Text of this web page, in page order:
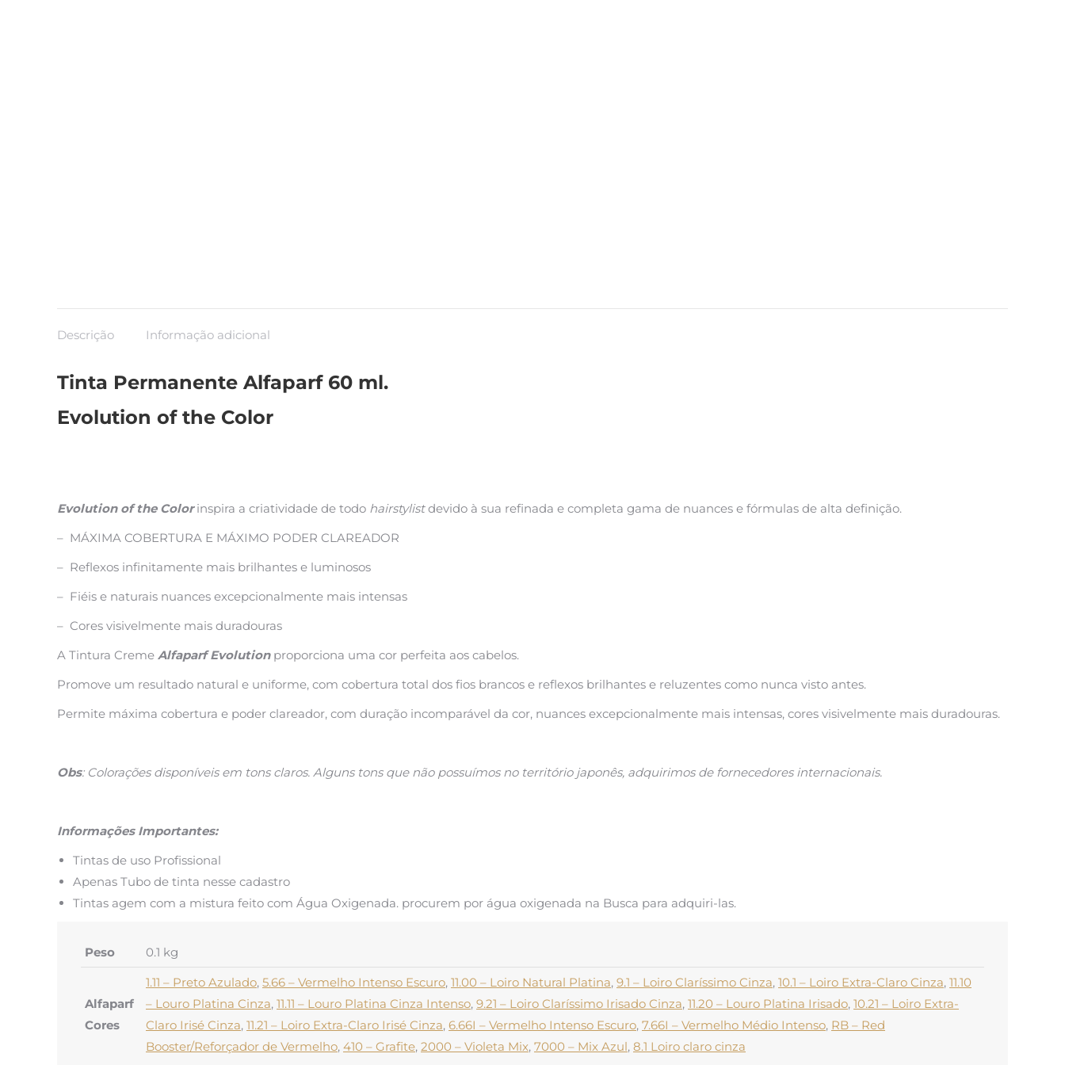
Descrição Informação adicional
Tinta Permanente Alfaparf 60 ml.
Evolution of the Color
Evolution of the Colorinspira a criatividade de todo hairstylistdevido à sua refinada e completa gama de nuances e fórmulas de alta definição.
– MÁXIMA COBERTURA E MÁXIMO PODER CLAREADOR
– Reflexos infinitamente mais brilhantes e luminosos
– Fiéis e naturais nuances excepcionalmente mais intensas
– Cores visivelmente mais duradouras
A Tintura Creme Alfaparf Evolutionproporciona uma cor perfeita aos cabelos.
Promove um resultado natural e uniforme, com cobertura total dos fios brancos e reflexos brilhantes e reluzentes como nunca visto antes.
Permite máxima cobertura e poder clareador, com duração incomparável da cor, nuances excepcionalmente mais intensas, cores visivelmente mais duradouras.
Obs: Colorações disponíveis em tons claros. Alguns tons que não possuímos no território japonês, adquirimos de fornecedores internacionais.
Informações Importantes:
Tintas de uso Profissional
Apenas Tubo de tinta nesse cadastro
Tintas agem com a mistura feito com Água Oxigenada. procurem por água oxigenada na Busca para adquiri-las.
Peso 0.1 kg
Alfaparf
Cores
1.11 – Preto Azulado, 5.66 – Vermelho Intenso Escuro, 11.00 – Loiro Natural Platina, 9.1 – Loiro Claríssimo Cinza, 10.1 – Loiro Extra-Claro Cinza, 11.10
– Louro Platina Cinza, 11.11 – Louro Platina Cinza Intenso, 9.21 – Loiro Claríssimo Irisado Cinza, 11.20 – Louro Platina Irisado, 10.21 – Loiro Extra-
Claro Irisé Cinza, 11.21 – Loiro Extra-Claro Irisé Cinza, 6.66I – Vermelho Intenso Escuro, 7.66I – Vermelho Médio Intenso, RB – Red
Booster/Reforçador de Vermelho, 410 – Grafite, 2000 – Violeta Mix, 7000 – Mix Azul, 8.1 Loiro claro cinza